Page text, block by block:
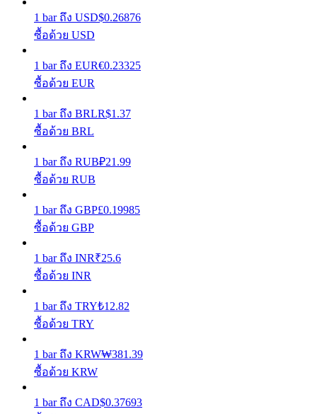
รับรางวัลการแข่งขันทุกวัน
การปักหลัก
ผลตอบแทนสูงและเข้าถึงได้ทันที
Launchpool
การเซ้งแบบยืดหยุ่นเพื่อรับโทเคนยอดนิยม
1 bar ถึง USD$0.26876
ซื้อด้วย USD
1 bar ถึง EUR€0.23325
ซื้อด้วย EUR
1 bar ถึง BRLR$1.37
ซื้อด้วย BRL
1 bar ถึง RUB₽21.99
ซื้อด้วย RUB
1 bar ถึง GBP£0.19985
ซื้อด้วย GBP
1 bar ถึง INR₹25.6
ซื้อด้วย INR
1 bar ถึง TRY₺12.82
ซื้อด้วย TRY
1 bar ถึง KRW₩381.39
ซื้อด้วย KRW
1 bar ถึง CAD$0.37693